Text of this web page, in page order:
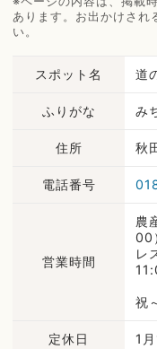
あります。お出かけされ
い。
スポット名 道
ふりがな み
住所 秋
電話番号
営業時間
農
00
レ
祝
定休日 1